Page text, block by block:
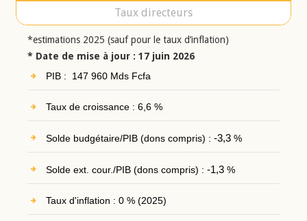
Taux directeurs
*estimations 2025 (sauf pour le taux d’inflation)
* Date de mise à jour : 17 juin 2026
PIB : 147 960 Mds Fcfa
Taux de croissance : 6,6 %
Solde budgétaire/PIB (dons compris) : -3,3%
Solde ext. cour./PIB (dons compris) : -1,3%
Taux d'inflation : 0 % (2025)